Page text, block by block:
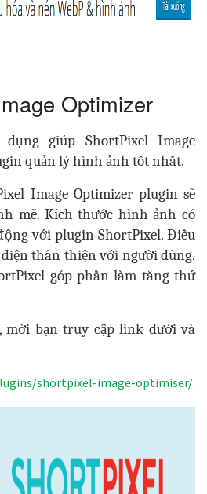
Optimizer
giúp ShortPixel Image
quản lý hình ảnh tốt nhất.
Image Optimizer plugin sẽ
mẽ. Kích thước hình ảnh có
với plugin ShortPixel. Điều
thân thiện với người dùng.
góp phần làm tăng thứ
mời bạn truy cập link dưới và
shortpixel-image-optimiser/